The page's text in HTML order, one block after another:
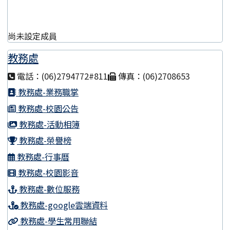
尚未設定成員
教務處
電話：(06)2794772#811
傳真：(06)2708653
教務處-業務職掌
教務處-校園公告
教務處-活動相簿
教務處-榮譽榜
教務處-行事曆
教務處-校園影音
教務處-數位服務
教務處-google雲端資料
教務處-學生常用聯結